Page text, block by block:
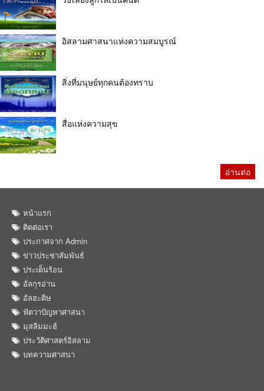
อิสลามศาสนาแห่งความสมบูรณ์
สิ่งที่มนุษย์ทุกคนต้องทราบ
สื่อแห่งความสุข
อ่านต่อ
หน้าแรก
ติดต่อเรา
ประกาศจาก Admin
ข่าวประชาสัมพันธ์
ประเด็นร้อน
อัลกุรอ่าน
อัลฮะดิษ
ฟัตวาปัญหาศาสนา
มุสลิมมะฮ์
ประวัติศาสตร์อิสลาม
บทความศาสนา